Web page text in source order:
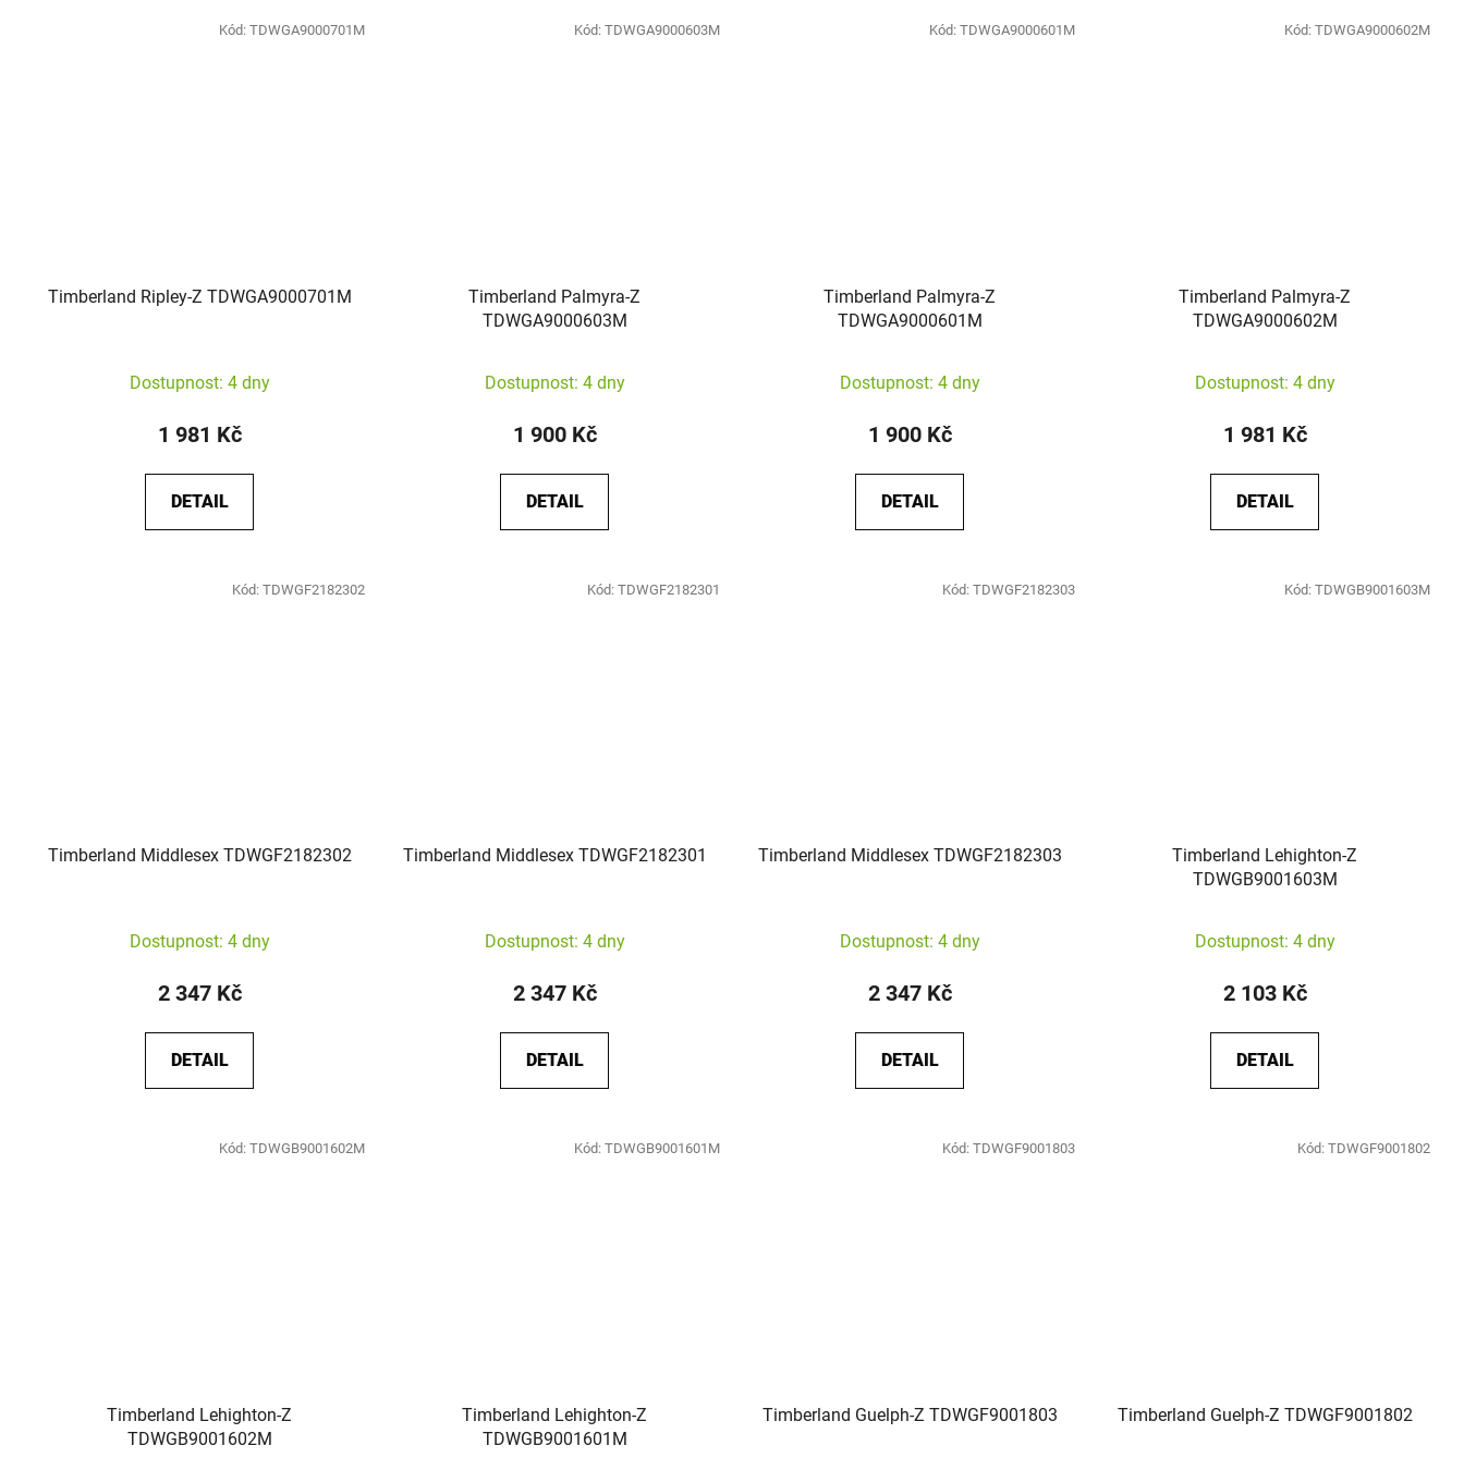
Timberland Ripley-Z TDWGA9000701M
Dostupnost: 4 dny
1 981 Kč
DETAIL
Kód: TDWGA9000701M
Timberland Palmyra-Z
TDWGA9000603M
Dostupnost: 4 dny
1 900 Kč
DETAIL
Kód: TDWGA9000603M
Timberland Palmyra-Z
TDWGA9000601M
Dostupnost: 4 dny
1 900 Kč
DETAIL
Kód: TDWGA9000601M
Timberland Palmyra-Z
TDWGA9000602M
Dostupnost: 4 dny
1 981 Kč
DETAIL
Kód: TDWGA9000602M
Timberland Middlesex TDWGF2182302
Dostupnost: 4 dny
2 347 Kč
DETAIL
Kód: TDWGF2182302
Timberland Middlesex TDWGF2182301
Dostupnost: 4 dny
2 347 Kč
DETAIL
Kód: TDWGF2182301
Timberland Middlesex TDWGF2182303
Dostupnost: 4 dny
2 347 Kč
DETAIL
Kód: TDWGF2182303
Timberland Lehighton-Z
TDWGB9001603M
Dostupnost: 4 dny
2 103 Kč
DETAIL
Kód: TDWGB9001603M
Timberland Lehighton-Z
TDWGB9001602M
Kód: TDWGB9001602M
Timberland Lehighton-Z
TDWGB9001601M
Kód: TDWGB9001601M
Timberland Guelph-Z TDWGF9001803
Kód: TDWGF9001803
Timberland Guelph-Z TDWGF9001802
Kód: TDWGF9001802